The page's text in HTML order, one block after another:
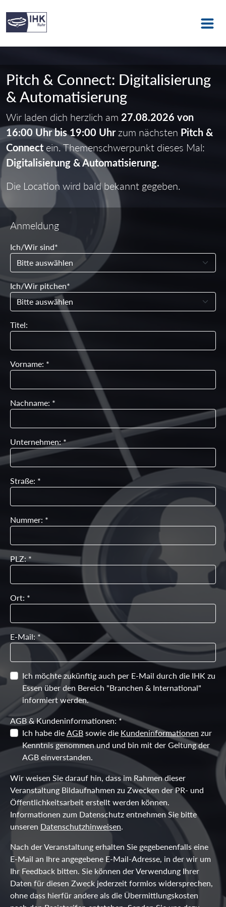
Pitch & Connect: Digitalisierung
& Automatisierung
Wir laden dich herzlich am 27.08.2026 von
16:00 Uhr bis 19:00 Uhrzum nächsten Pitch &
Connect ein. Themenschwerpunkt dieses Mal:
Digitalisierung & Automatisierung.
Die Location wird bald bekannt gegeben.
Anmeldung
Ich/Wir sind*
Ich/Wir pitchen*
Titel:
Vorname: *
Nachname: *
Unternehmen: *
Straße: *
Nummer: *
PLZ: *
Ort: *
E-Mail: *
Ich möchte zukünftig auch per E-Mail durch die IHK zu
Essen über den Bereich "Branchen & International"
informiert werden.
AGB & Kundeninformationen: *
AGB & Kundeninformationen: *
Ich habe die AGB sowie die Kundeninformationen
Kenntnis genommen und und bin mit der Geltung der
AGB einverstanden.
Wir weisen Sie darauf hin, dass im Rahmen dieser
Veranstaltung Bildaufnahmen zu Zwecken der PR- und
Öffentlichkeitsarbeit erstellt werden können.
Informationen zum Datenschutz entnehmen Sie bitte
unseren Datenschutzhinweisen.
Nach der Veranstaltung erhalten Sie gegebenenfalls eine
E-Mail an Ihre angegebene E-Mail-Adresse, in der wir um
Ihr Feedback bitten. Sie können der Verwendung Ihrer
Daten für diesen Zweck jederzeit formlos widersprechen,
ohne dass hierfür andere als die Übermittlungskosten